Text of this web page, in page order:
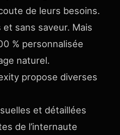
de leurs besoins.
sans saveur. Mais
% personnalisée
naturel.
propose diverses
et détaillées
de l’internaute